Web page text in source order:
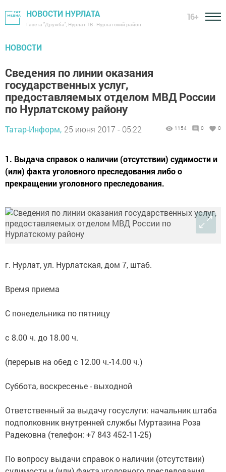
НОВОСТИ НУРЛАТА
Газета "Дружба", Нурлат ТВ - Нурлатский район
16+
НОВОСТИ
Сведения по линии оказания
государственных услуг,
предоставляемых отделом МВД России
по Нурлатскому району
Татар-Информ, 25 июня 2017 - 05:22 1154 0 0
1. Выдача справок о наличии (отсутствии) судимости и
(или) факта уголовного преследования либо о
прекращении уголовного преследования.
г. Нурлат, ул. Нурлатская, дом 7, штаб.
Время приема
С понедельника по пятницу
с 8.00 ч. до 18.00 ч.
(перерыв на обед с 12.00 ч.-14.00 ч.)
Суббота, воскресенье - выходной
Ответственный за выдачу госуслуги: начальник штаба
подполковник внутренней службы Муртазина Роза
Радековна (телефон: +7 843 452-11-25)
По вопросу выдачи справок о наличии (отсутствии)